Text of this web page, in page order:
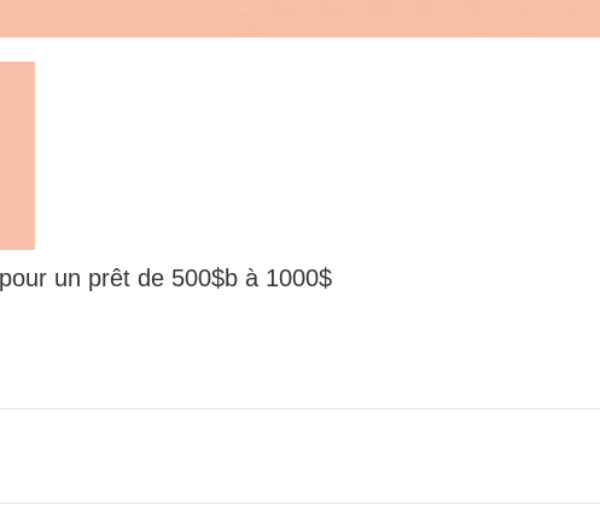
un prêt de 500$b à 1000$